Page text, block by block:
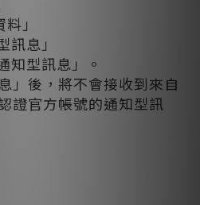
」
訊息」
知型訊息」。
」後，將不會接收到來自
證官方帳號的通知型訊